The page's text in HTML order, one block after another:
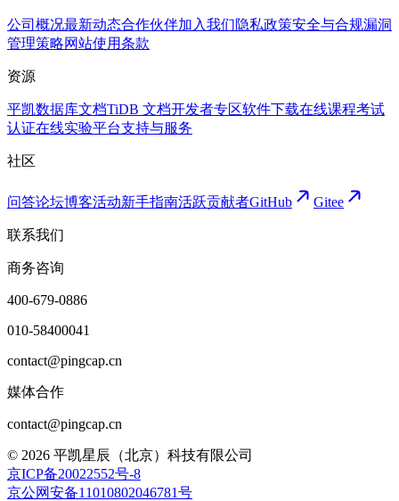
公司概况最新动态合作伙伴加入我们隐私政策安全与合规漏洞
管理策略网站使用条款
资源
平凯数据库文档TiDB 文档开发者专区软件下载在线课程考试
认证在线实验平台支持与服务
社区
问答论坛博客活动新手指南活跃贡献者GitHub Gitee
联系我们
商务咨询
400-679-0886
010-58400041
contact@pingcap.cn
媒体合作
contact@pingcap.cn
© 2026 平凯星辰（北京）科技有限公司
京ICP备20022552号-8
京公网安备11010802046781号